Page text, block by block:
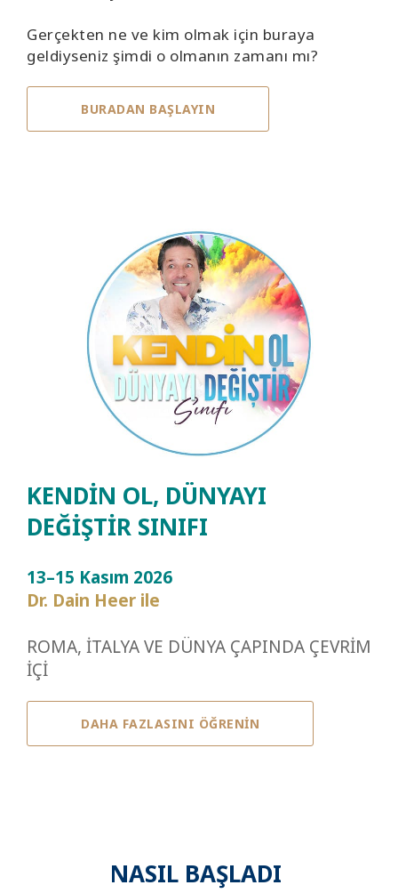
Gerçekten ne ve kim olmak için buraya
geldiyseniz şimdi o olmanın zamanı mı?
BURADAN BAŞLAYIN
KENDİN OL, DÜNYAYI
DEĞİŞTİR SINIFI
13–15 Kasım 2026
Dr. Dain Heer ile
ROMA, İTALYA VE DÜNYA ÇAPINDA ÇEVRİM
İÇİ
DAHA FAZLASINI ÖĞRENİN
NASIL BAŞLADI